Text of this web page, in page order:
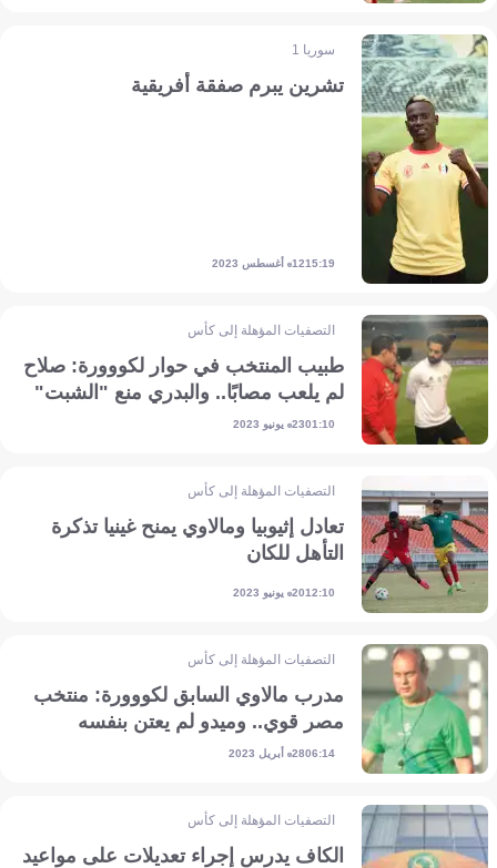
سوريا 1
تشرين يبرم صفقة أفريقية
15:1912 أغسطس 2023
التصفيات المؤهلة إلى كأس أمم إفريقيا
طبيب المنتخب في حوار لكووورة: صلاح
لم يلعب مصابًا.. والبدري منع "الشبت"
01:1023 يونيو 2023
التصفيات المؤهلة إلى كأس أمم إفريقيا
تعادل إثيوبيا ومالاوي يمنح غينيا تذكرة
التأهل للكان
12:1020 يونيو 2023
التصفيات المؤهلة إلى كأس أمم إفريقيا
مدرب مالاوي السابق لكووورة: منتخب
مصر قوي.. وميدو لم يعتن بنفسه
06:1428 أبريل 2023
التصفيات المؤهلة إلى كأس أمم إفريقيا
الكاف يدرس إجراء تعديلات على مواعيد